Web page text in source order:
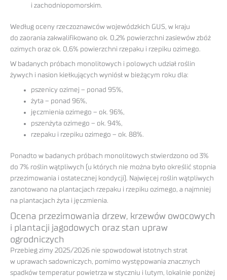
i zachodniopomorskim.
Według oceny rzeczoznawców wojewódzkich GUS, w kraju
do zaorania zakwalifikowano ok. 0,2% powierzchni zasiewów zbóż
ozimych oraz ok. 0,6% powierzchni rzepaku i rzepiku ozimego.
W badanych próbach monolitowych i polowych udział roślin
żywych i nasion kiełkujących wyniósł w bieżącym roku dla:
pszenicy ozimej – ponad 95%,
żyta – ponad 96%,
jęczmienia ozimego – ok. 96%,
pszenżyta ozimego – ok. 94%,
rzepaku i rzepiku ozimego – ok. 88%.
Ponadto w badanych próbach monolitowych stwierdzono od 3%
do 7% roślin wątpliwych (u których nie można było określić stopnia
przezimowania i ostatecznej kondycji). Najwięcej roślin wątpliwych
zanotowano na plantacjach rzepaku i rzepiku ozimego, a najmniej
na plantacjach żyta i jęczmienia.
Ocena przezimowania drzew, krzewów owocowych
i plantacji jagodowych oraz stan upraw
ogrodniczych
Przebieg zimy 2025/2026 nie spowodował istotnych strat
w uprawach sadowniczych, pomimo występowania znacznych
spadków temperatur powietrza w styczniu i lutym, lokalnie poniżej